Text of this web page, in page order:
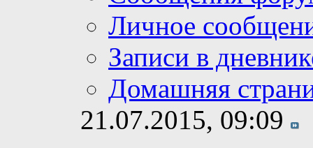
Личное
Записи в
Домашняя
21.07.2015, 09:09